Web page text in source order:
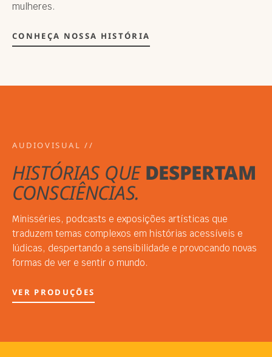
mulheres.
CONHEÇA NOSSA HISTÓRIA
AUDIOVISUAL //
HISTÓRIAS QUEDESPERTAM
CONSCIÊNCIAS.
Minisséries, podcasts e exposições artísticas que
traduzem temas complexos em histórias acessíveis e
lúdicas, despertando a sensibilidade e provocando novas
formas de ver e sentir o mundo.
VER PRODUÇÕES